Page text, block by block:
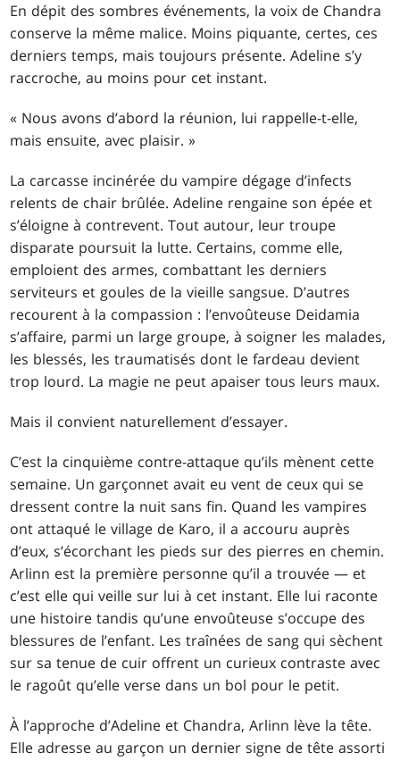
En dépit des sombres événements, la voix de Chandra
conserve la même malice. Moins piquante, certes, ces
derniers temps, mais toujours présente. Adeline s’y
raccroche, au moins pour cet instant.
« Nous avons d’abord la réunion, lui rappelle-t-elle,
mais ensuite, avec plaisir. »
La carcasse incinérée du vampire dégage d’infects
relents de chair brûlée. Adeline rengaine son épée et
s’éloigne à contrevent. Tout autour, leur troupe
disparate poursuit la lutte. Certains, comme elle,
emploient des armes, combattant les derniers
serviteurs et goules de la vieille sangsue. D’autres
recourent à la compassion : l’envoûteuse Deidamia
s’affaire, parmi un large groupe, à soigner les malades,
les blessés, les traumatisés dont le fardeau devient
trop lourd. La magie ne peut apaiser tous leurs maux.
Mais il convient naturellement d’essayer.
C’est la cinquième contre-attaque qu’ils mènent cette
semaine. Un garçonnet avait eu vent de ceux qui se
dressent contre la nuit sans fin. Quand les vampires
ont attaqué le village de Karo, il a accouru auprès
d’eux, s’écorchant les pieds sur des pierres en chemin.
Arlinn est la première personne qu’il a trouvée — et
c’est elle qui veille sur lui à cet instant. Elle lui raconte
une histoire tandis qu’une envoûteuse s’occupe des
blessures de l’enfant. Les traînées de sang qui sèchent
sur sa tenue de cuir offrent un curieux contraste avec
le ragoût qu’elle verse dans un bol pour le petit.
À l’approche d’Adeline et Chandra, Arlinn lève la tête.
Elle adresse au garçon un dernier signe de tête assorti